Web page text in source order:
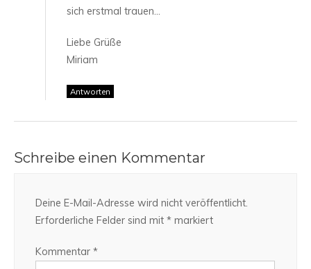
sich erstmal trauen…
Liebe Grüße
Miriam
Antworten
Schreibe einen Kommentar
Deine E-Mail-Adresse wird nicht veröffentlicht.
Erforderliche Felder sind mit * markiert
Kommentar *